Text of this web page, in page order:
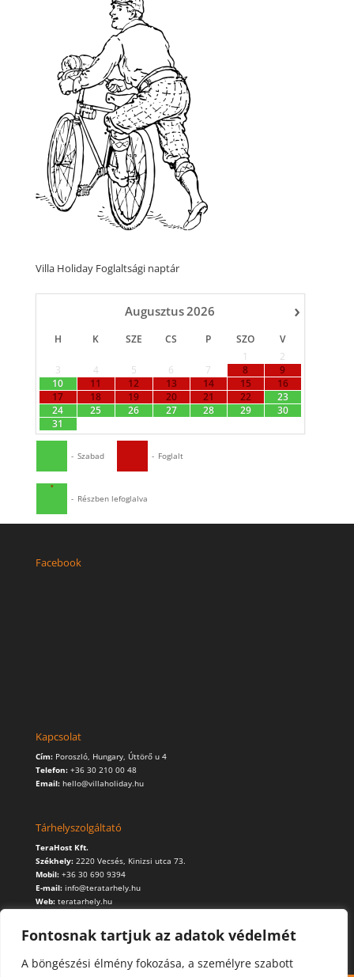
Fontosnak tartjuk az adatok védelmét
A böngészési élmény fokozása, a személyre szabott
Villa Holiday Foglaltsági naptár
›
Augusztus2026
H K SZE CS P SZO
V
1
2
3
4 5 6 7 8
9
10
11 12 13 14 15
16
17
18 19 20 21 22
23
24
25 26 27 28 29
30
31
- Szabad - Foglalt
·
- Részben lefoglalva
Facebook
Kapcsolat
Cím: Poroszló, Hungary, Úttörő u 4
Telefon: +36 30 210 00 48
Email: hello@villaholiday.hu
Tárhelyszolgáltató
TeraHost Kft.
Székhely: 2220 Vecsés, Kinizsi utca 73.
Mobil: +36 30 690 9394
E-mail: info@teratarhely.hu
Web: teratarhely.hu